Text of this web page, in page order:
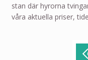
stan där hyrorna
våra aktuella priser,